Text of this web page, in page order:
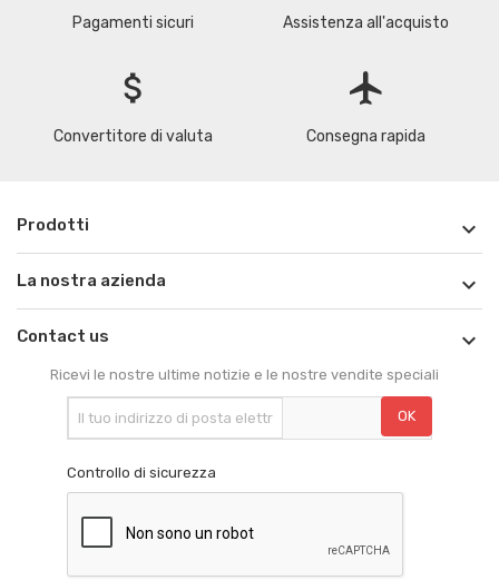
Pagamenti sicuri Assistenza all'acquisto
attach_money
Convertitore di valuta
flight
Consegna rapida
Prodotti 
La nostra azienda 
Contact us 
Ricevi le nostre ultime notizie e le nostre vendite speciali
Controllo di sicurezza